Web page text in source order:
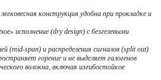
конструкция удобна при прокладке и
исполнение (dry design) с безгелевыми
(mid-span) и распределения сигналов (split out)
горение и не выделяет галогенов
волокна, включая изгибостойкое